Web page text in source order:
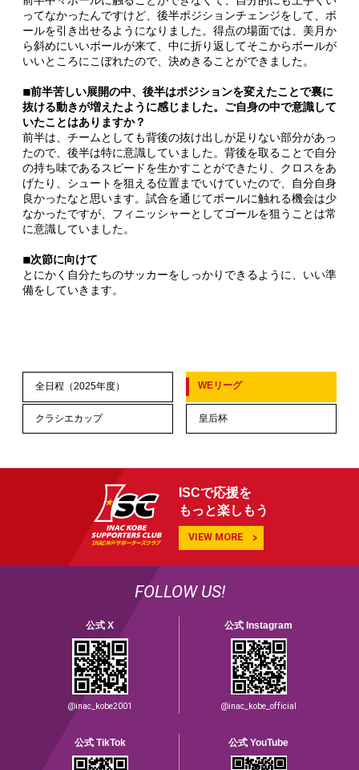
ってなかったんですけど、後半ポジションチェンジをして、ボ
ールを引き出せるようになりました。得点の場面では、美月か
ら斜めにいいボールが来て、中に折り返してそこからボールが
いいところにこぼれたので、決めきることができました。
◾︎前半苦しい展開の中、後半はポジションを変えたことで裏に
抜ける動きが増えたように感じました。ご自身の中で意識して
いたことはありますか？
前半は、チームとしても背後の抜け出しが足りない部分があっ
たので、後半は特に意識していました。背後を取ることで自分
の持ち味であるスピードを生かすことができたり、クロスをあ
げたり、シュートを狙える位置までいけていたので、自分自身
良かったなと思います。試合を通じてボールに触れる機会は少
なかったですが、フィニッシャーとしてゴールを狙うことは常
に意識していました。
◾︎次節に向けて
とにかく自分たちのサッカーをしっかりできるように、いい準
備をしていきます。
全日程（2025年度） WEリーグ
クラシエカップ 皇后杯
ISCで応援を
もっと楽しもう
VIEW MORE
FOLLOW US!
公式 X
@inac_kobe2001
公式 Instagram
@inac_kobe_official
公式 TikTok 公式 YouTube